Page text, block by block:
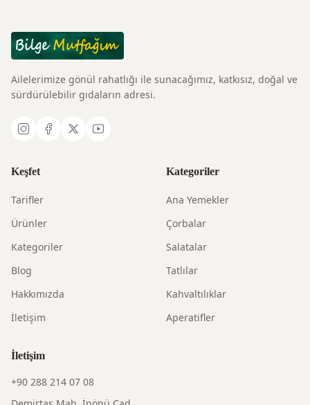
Ailelerimize gönül rahatlığı ile sunacağımız, katkısız, doğal ve
sürdürülebilir gıdaların adresi.
Keşfet
Tarifler
Ürünler
Kategoriler
Blog
Hakkımızda
İletişim
Kategoriler
Ana Yemekler
Çorbalar
Salatalar
Tatlılar
Kahvaltılıklar
Aperatifler
İletişim
+90 288 214 07 08